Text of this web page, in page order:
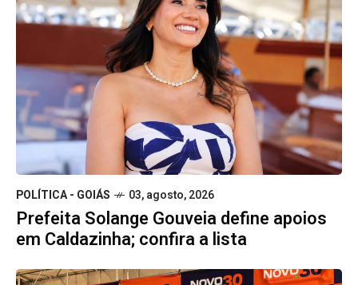
POLÍTICA - GOIÁS 03, agosto, 2026
Prefeita Solange Gouveia define apoios
em Caldazinha; confira a lista